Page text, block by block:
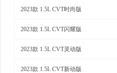
2023款 1.5L CVT时尚版
2023款 1.5L CVT闪耀版
2023款 1.5L CVT灵动版
2023款 1.5L CVT新动版